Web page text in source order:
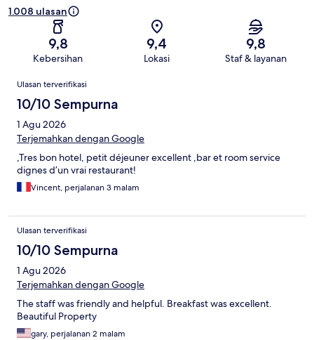
1.008 ulasan
9,8
Kebersihan
9,4
Lokasi
9,8
Staf & layanan
Ulasan
Ulasan terverifikasi
10/10 Sempurna
1 Agu 2026
Terjemahkan dengan Google
,Tres bon hotel, petit déjeuner excellent ,bar et room service
dignes d’un vrai restaurant!
Vincent, perjalanan 3 malam
Ulasan terverifikasi
10/10 Sempurna
1 Agu 2026
Terjemahkan dengan Google
The staff was friendly and helpful. Breakfast was excellent.
Beautiful Property
gary, perjalanan 2 malam